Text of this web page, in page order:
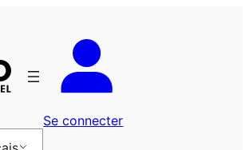
Se connecter